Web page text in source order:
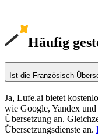
Häufig
Ist die Französisch-
Ja, Lufe.ai bietet
wie Google, Yandex
Übersetzung an.
Übersetzungsdienste an.